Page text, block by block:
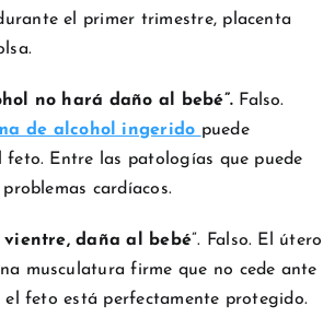
el primer trimestre, placenta
no hará daño al bebé”. Falso.
de alcohol ingerido puede
feto. Entre las patologías que puede
cardíacos.
vientre, daña al bebé”. Falso. El útero
musculatura firme que no cede ante
el feto está perfectamente protegido.